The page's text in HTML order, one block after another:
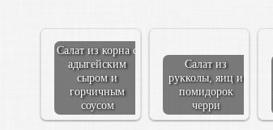
Салат из корна с
адыгейским
сыром и
горчичным
соусом
Салат из
рукколы, яиц и
помидорок
черри